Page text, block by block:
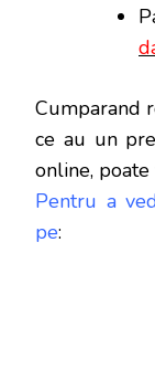
Cumparand
ce au un
online, poate
Pentru a
pe: